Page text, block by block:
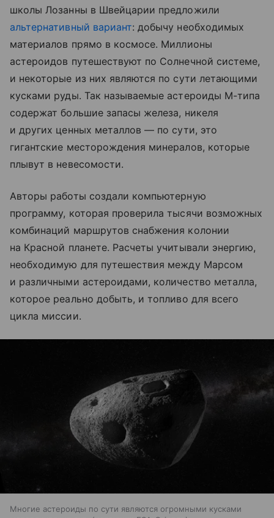
школы Лозанны в Швейцарии предложили
альтернативный вариант: добычу необходимых
материалов прямо в космосе. Миллионы
астероидов путешествуют по Солнечной системе,
и некоторые из них являются по сути летающими
кусками руды. Так называемые астероиды М-типа
содержат большие запасы железа, никеля
и других ценных металлов — по сути, это
гигантские месторождения минералов, которые
плывут в невесомости.
Авторы работы создали компьютерную
программу, которая проверила тысячи возможных
комбинаций маршрутов снабжения колонии
на Красной планете. Расчеты учитывали энергию,
необходимую для путешествия между Марсом
и различными астероидами, количество металла,
которое реально добыть, и топливо для всего
цикла миссии.
Многие астероиды по сути являются огромными кусками